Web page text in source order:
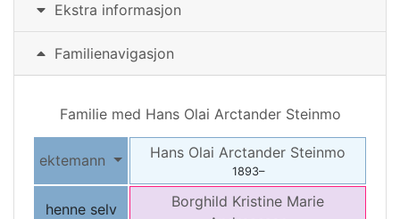
Ekstra informasjon
Familienavigasjon
Familie med Hans Olai Arctander Steinmo
ektemann Hans Olai Arctander Steinmo
1893–
henne selv
Borghild Kristine Marie